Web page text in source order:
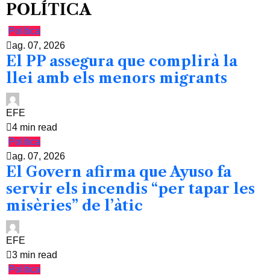
POLÍTICA
Política
ag. 07, 2026
El PP assegura que complirà la
llei amb els menors migrants
EFE
4 min read
Política
ag. 07, 2026
El Govern afirma que Ayuso fa
servir els incendis “per tapar les
misèries” de l’àtic
EFE
3 min read
Política